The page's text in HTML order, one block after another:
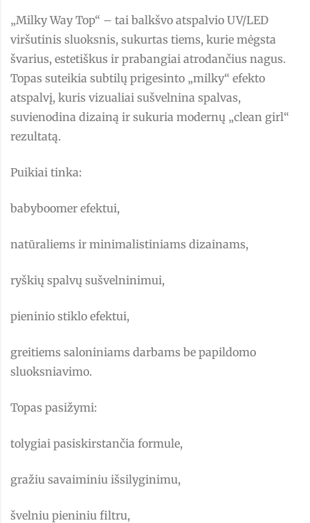
„Milky Way Top“ – tai balkšvo atspalvio UV/LED
viršutinis sluoksnis, sukurtas tiems, kurie mėgsta
švarius, estetiškus ir prabangiai atrodančius nagus.
Topas suteikia subtilų prigesinto „milky“ efekto
atspalvį, kuris vizualiai sušvelnina spalvas,
suvienodina dizainą ir sukuria modernų „clean girl“
rezultatą.
Puikiai tinka:
babyboomer efektui,
natūraliems ir minimalistiniams dizainams,
ryškių spalvų sušvelninimui,
pieninio stiklo efektui,
greitiems saloniniams darbams be papildomo
sluoksniavimo.
Topas pasižymi:
tolygiai pasiskirstančia formule,
gražiu savaiminiu išsilyginimu,
švelniu pieniniu filtru,